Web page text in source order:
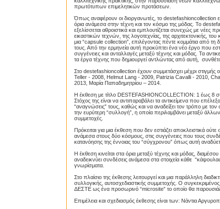
πρωτότυπων επιμελητικών προτάσεων.
Όπως αναφέρουν οι διοργανωτές, το destefashioncollection
όρια ανάμεσα στην τέχνη και τον κόσμο της μόδας. Το
εξελίσσεται αθροιστικά και εμπλουτίζεται συνεχώς με
εικαστικών τεχνών, της λογοτεχνίας, της αρχιτεκτονικής,
μια “capsule collection”, επιλέγοντας πέντε κομμάτια από τη
τους. Από την ερμηνεία αυτή προκύπτει ένα νέο έργο που
συγγένειες και ανταλλαγές μεταξύ τέχνης και μόδας. Τα
τα έργα τέχνης που δημιουργεί αντλώντας από αυτή,
Στο destefashioncollection έχουν συμμετάσχει μέχρι
Teller - 2008, Helmut Lang - 2009, Patrizia Cavalli - 2010,
2013, Μαρία Παπαδημητρίου – 2014.
Η έκθεση με τίτλο DESTEFASHIONCOLLECTION: 1 έως 8
Στόχος της είναι να αντιπαραβάλει τα αντικείμενα που
“αναγνώσεις” τους, καθώς και να αναδείξει τον τρόπο με
την ευρύτερη “συλλογή”, η οποία περιλαμβάνει μεταξύ άλλων
συμμετοχές.
Πρόκειται για μια έκθεση που δεν εστιάζει αποκλειστικά
ανάμεσα στους δύο κόσμους, στις συγγένειες που τους
κατανόησης της έννοιας του “σύγχρονου” όπως αυτή
Η έκθεση κινείται στα όρια μεταξύ τέχνης και μόδας,
αναδεικνύει συνδέσεις ανάμεσα στα στοιχεία κάθε
γνωρίσματα.
Στο πλαίσιο της έκθεσης λειτουργεί και μια παράλληλη
συλλογικής, αυτοσχεδιαστικής συμμετοχής. Ο
ΔΕΣΤΕ ως ένα προσωρινό “microsite” το οποίο θα
Επιμέλεια και σχεδιασμός έκθεσης είναι των: Νάντια